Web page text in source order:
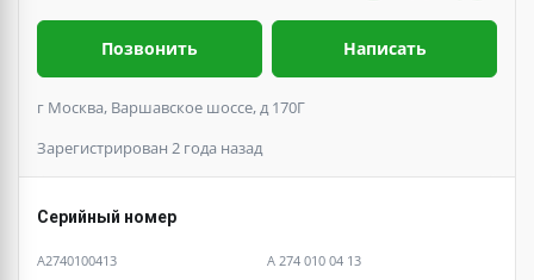
Позвонить Написать
г Москва, Варшавское шоссе, д 170Г
Зарегистрирован 2 года назад
Серийный номер
A2740100413
A 274 010 04 13